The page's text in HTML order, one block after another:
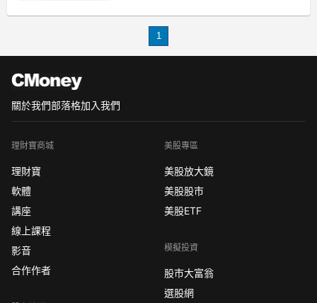
1
關於我們部落格加入我們
理財寶商城
理財寶
軟體
講座
線上課程
影音
合作作者
美股專區
美股放大鏡
美股股市
美股ETF
模擬投資
股市大富翁
選股網